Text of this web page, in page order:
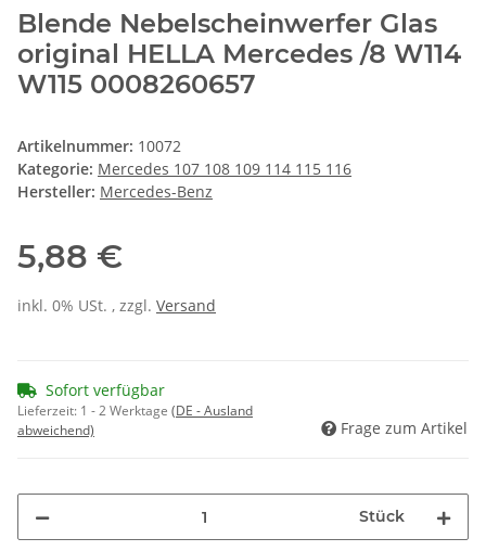
Blende Nebelscheinwerfer Glas
original HELLA Mercedes /8 W114
W115 0008260657
Artikelnummer: 10072
Kategorie: Mercedes 107 108 109 114 115 116
Hersteller: Mercedes-Benz
5,88 €
inkl. 0% USt. , zzgl. Versand
Sofort verfügbar
Lieferzeit: 1 - 2 Werktage (DE - Ausland
abweichend)
Frage zum Artikel
Stück